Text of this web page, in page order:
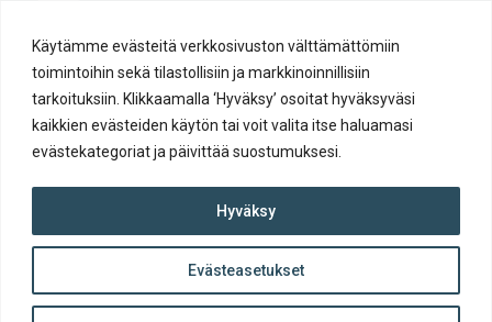
Käytämme evästeitä verkkosivuston välttämättömiin
toimintoihin sekä tilastollisiin ja markkinoinnillisiin
tarkoituksiin. Klikkaamalla ‘Hyväksy’ osoitat hyväksyväsi
kaikkien evästeiden käytön tai voit valita itse haluamasi
evästekategoriat ja päivittää suostumuksesi.
Evästeasetukset
Hyväksy
ylös
Saavutettavuusseloste
© Salon kaupunki 2020 • All rights reserved.